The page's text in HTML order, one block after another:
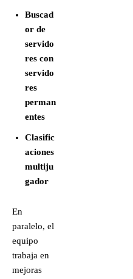
Buscad
or de
servido
res con
servido
res
perman
entes
Clasific
aciones
multiju
gador
En
paralelo, el
equipo
trabaja en
mejoras